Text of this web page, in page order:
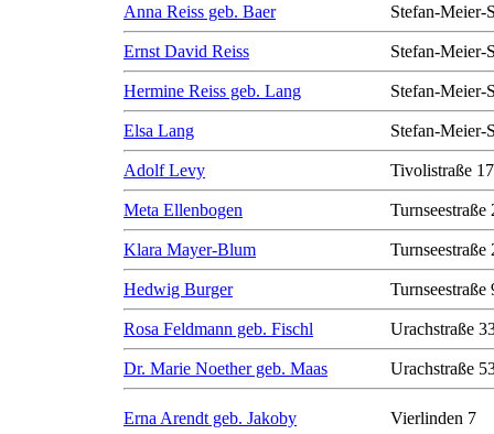
Anna Reiss geb. Baer Stefan-Meier-
Ernst David Reiss Stefan-Meier-
Hermine Reiss geb. Lang Stefan-Meier-
Elsa Lang Stefan-Meier-
Adolf Levy Tivolistraße 17
Meta Ellenbogen Turnseestraße
Klara Mayer-Blum Turnseestraße
Hedwig Burger Turnseestraße
Rosa Feldmann geb. Fischl Urachstraße
Dr. Marie Noether geb. Maas Urachstraße
Erna Arendt geb. Jakoby Vierlinden 7